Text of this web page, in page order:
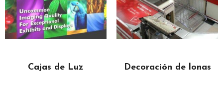
Cajas de Luz Decoración de lonas